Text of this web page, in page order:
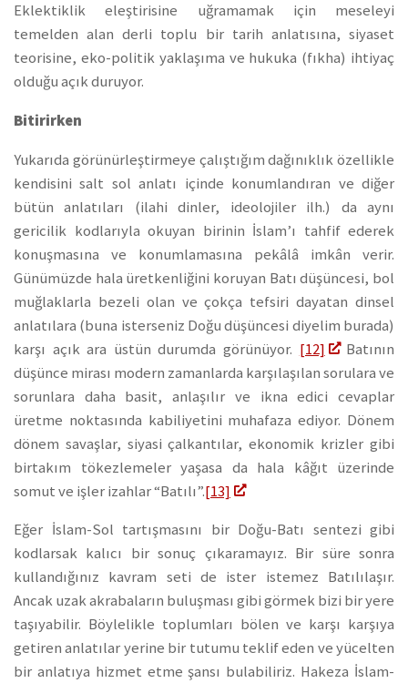
Eklektiklik eleştirisine uğramamak için meseleyi
temelden alan derli toplu bir tarih anlatısına, siyaset
teorisine, eko-politik yaklaşıma ve hukuka (fıkha) ihtiyaç
olduğu açık duruyor.
Bitirirken
Yukarıda görünürleştirmeye çalıştığım dağınıklık özellikle
kendisini salt sol anlatı içinde konumlandıran ve diğer
bütün anlatıları (ilahi dinler, ideolojiler ilh.) da aynı
gericilik kodlarıyla okuyan birinin İslam’ı tahfif ederek
konuşmasına ve konumlamasına pekâlâ imkân verir.
Günümüzde hala üretkenliğini koruyan Batı düşüncesi, bol
muğlaklarla bezeli olan ve çokça tefsiri dayatan dinsel
anlatılara (buna isterseniz Doğu düşüncesi diyelim burada)
karşı açık ara üstün durumda görünüyor. [12]
Batının
düşünce mirası modern zamanlarda karşılaşılan sorulara ve
sorunlara daha basit, anlaşılır ve ikna edici cevaplar
üretme noktasında kabiliyetini muhafaza ediyor. Dönem
dönem savaşlar, siyasi çalkantılar, ekonomik krizler gibi
birtakım tökezlemeler yaşasa da hala kâğıt üzerinde
somut ve işler izahlar “Batılı”.[13]
Eğer İslam-Sol tartışmasını bir Doğu-Batı sentezi gibi
kodlarsak kalıcı bir sonuç çıkaramayız. Bir süre sonra
kullandığınız kavram seti de ister istemez Batılılaşır.
Ancak uzak akrabaların buluşması gibi görmek bizi bir yere
taşıyabilir. Böylelikle toplumları bölen ve karşı karşıya
getiren anlatılar yerine bir tutumu teklif eden ve yücelten
bir anlatıya hizmet etme şansı bulabiliriz. Hakeza İslam-